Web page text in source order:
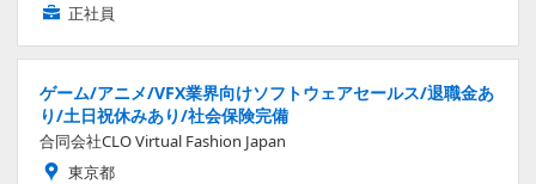
正社員
ゲーム/アニメ/VFX業界向けソフトウェアセールス/退職金あ
り/土日祝休みあり/社会保険完備
合同会社CLO Virtual Fashion Japan
東京都